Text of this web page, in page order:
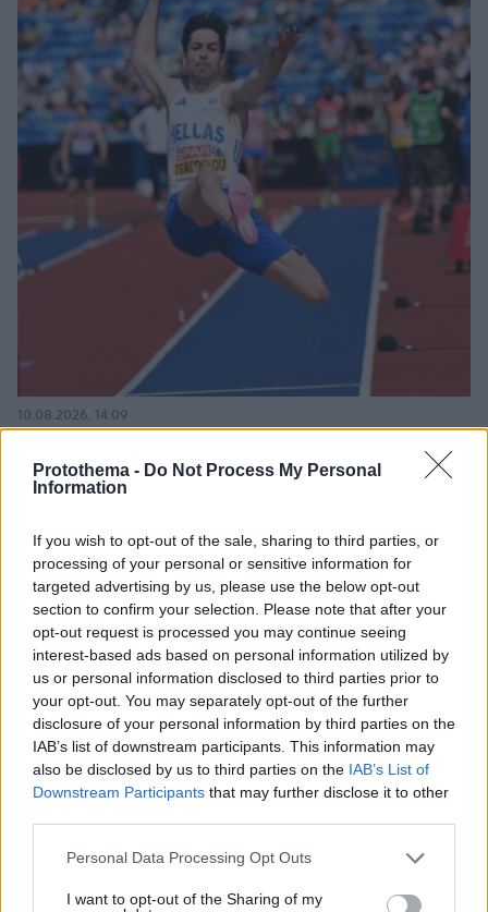
Protothema - Do Not Process My Personal
Information
If you wish to opt-out of the sale, sharing to third parties, or
processing of your personal or sensitive information for
targeted advertising by us, please use the below opt-out
section to confirm your selection. Please note that after your
opt-out request is processed you may continue seeing
interest-based ads based on personal information utilized by
us or personal information disclosed to third parties prior to
your opt-out. You may separately opt-out of the further
disclosure of your personal information by third parties on the
IAB’s list of downstream participants. This information may
also be disclosed by us to third parties on the IAB’s List of
Downstream Participants that may further disclose it to other
Please note that this website/app uses one or more Google
not limited to your visit or usage behaviour. You may click to
Personal Data Processing Opt Outs
I want to opt-out of the Sharing of my
μήκους ο Τεντόγλου με 8.26μ, δείτε βίντεο
10.08.2026, 14:09